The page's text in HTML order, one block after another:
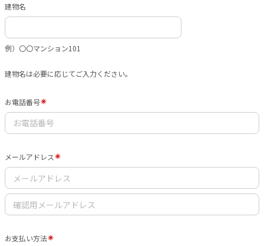
建物名
例）〇〇マンション101
建物名は必要に応じてご入力ください。
お電話番号
メールアドレス
お支払い方法